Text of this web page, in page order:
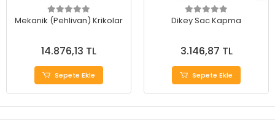
Mekanik (Pehlivan) Krikolar
14.876,13 TL
Sepete Ekle
Dikey Sac Kapma
3.146,87 TL
Sepete Ekle